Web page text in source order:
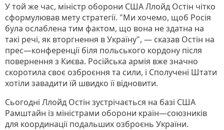
У той же час, міністр оборони США Ллойд Остін чітко
сформулював мету стратегії. "Ми хочемо, щоб Росія
була ослаблена тим фактом, що вона не здатна на
такі речі, як вторгнення в Україну", — сказав Остін на
прес—конференції біля польського кордону після
повернення з Києва. Російська армія вже значно
скоротила своє озброєння та сили, і Сполучені Штати
хотіли завадити їй швидко її відновити.
Сьогодні Ллойд Остін зустрічається на базі США
Рамштайн із міністрами оборони країн—союзників
для координації подальших озброєнь України.